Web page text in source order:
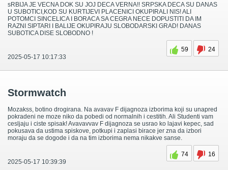
sRBIJA JE VECNA DOK SU JOJ DECA VERNA!! SRPSKA DECA SU DANAS
U SUBOTICI,KOD SU KURTIJEVI PLACENICI OKUPIRALI NIS! ALI
POTOMCI SINCELICA I BORACA SA CEGRA NECE DOPUSTITI DA IM
RAZNI SIPTARI I BALIJE OKUPIRAJU SLOBODARSKI GRAD! DANAS
SUBOTICA DISE SLOBODNO !
59
24
2025-05-17 10:17:33
Stormwatch
Mozakss, botino drogirana. Na avavav F dijagnoza izborima koji su unapred
pokradeni ne moze niko da pobedi od normalnih i cestitih. Ali Studenti vam
cesljaju i ciste spisak! Avavavvav F dijagnoza se usrao ko lajavi kepec, sad
pokusava da ustima spiskove, potkupi i zaplasi birace jer zna da izbori
moraju da se dogode i da na tim izborima nema nikakve sanse.
74
16
2025-05-17 10:39:39